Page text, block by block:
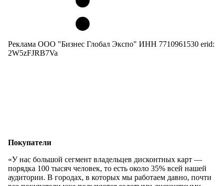
Реклама ООО "Бизнес Глобал Экспо" ИНН 7710961530 erid:
2W5zFJRB7Va
Покупатели
«У нас большой сегмент владельцев дисконтных карт —
порядка 100 тысяч человек, то есть около 35% всей нашей
аудитории. В городах, в которых мы работаем давно, почти